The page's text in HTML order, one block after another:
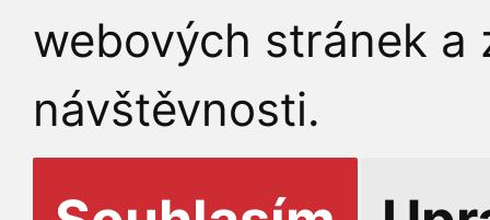
webových stránek a
návštěvnosti.